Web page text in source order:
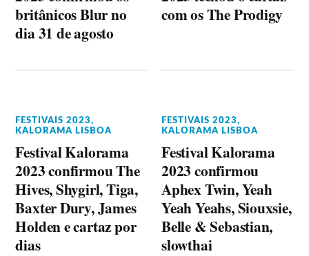
britânicos Blur no
dia 31 de agosto
com os The Prodigy
FESTIVAIS 2023,
KALORAMA LISBOA
Festival Kalorama
2023 confirmou The
Hives, Shygirl, Tiga,
Baxter Dury, James
Holden e cartaz por
dias
FESTIVAIS 2023,
KALORAMA LISBOA
Festival Kalorama
2023 confirmou
Aphex Twin, Yeah
Yeah Yeahs, Siouxsie,
Belle & Sebastian,
slowthai